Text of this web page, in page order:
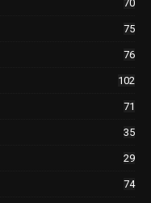
70
75
76
102
71
35
29
74